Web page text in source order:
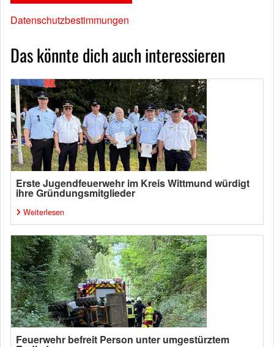
Datenschutzbestimmungen
Das könnte dich auch interessieren
Erste Jugendfeuerwehr im Kreis Wittmund würdigt
ihre Gründungsmitglieder
Weiterlesen
Feuerwehr befreit Person unter umgestürztem